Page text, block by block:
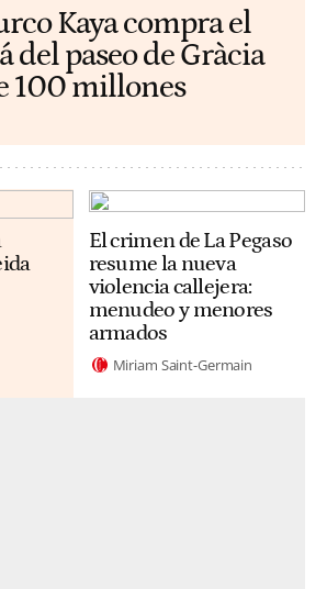
Kaya compra el
del paseo de Gràcia
100 millones
El crimen de La Pegaso
resume la nueva
violencia callejera:
menudeo y menores
armados
Miriam Saint-Germain